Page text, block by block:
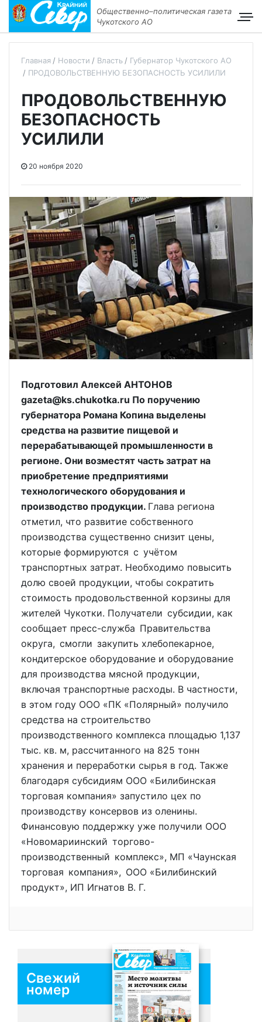
Общественно–политическая газета
Чукотского АО
Главная Новости Власть
Губернатор Чукотского АО
ПРОДОВОЛЬСТВЕННУЮ БЕЗОПАСНОСТЬ УСИЛИЛИ
ПРОДОВОЛЬСТВЕННУЮ
БЕЗОПАСНОСТЬ
УСИЛИЛИ
20 ноября 2020
Подготовил Алексей АНТОНОВ
gazeta@ks.chukotka.ru По поручению
губернатора Романа Копина выделены
средства на развитие пищевой и
перерабатывающей промышленности в
регионе. Они возместят часть затрат на
приобретение предприятиями
технологического оборудования и
производство продукции. Глава региона
отметил, что развитие собственного
производства существенно снизит цены,
которые формируются с учётом
транспортных затрат. Необходимо повысить
долю своей продукции, чтобы сократить
стоимость продовольственной корзины для
жителей Чукотки. Получатели субсидии, как
сообщает пресс-служба Правительства
округа, смогли закупить хлебопекарное,
кондитерское оборудование и оборудование
для производства мясной продукции,
включая транспортные расходы. В частности,
в этом году ООО «ПК «Полярный» получило
средства на строительство
производственного комплекса площадью 1,137
тыс. кв. м, рассчитанного на 825 тонн
хранения и переработки сырья в год. Также
благодаря субсидиям ООО «Билибинская
торговая компания» запустило цех по
производству консервов из оленины.
Финансовую поддержку уже получили ООО
«Новомариинский торгово-
производственный комплекс», МП «Чаунская
торговая компания», ООО «Билибинский
продукт», ИП Игнатов В. Г.
Свежий
номер